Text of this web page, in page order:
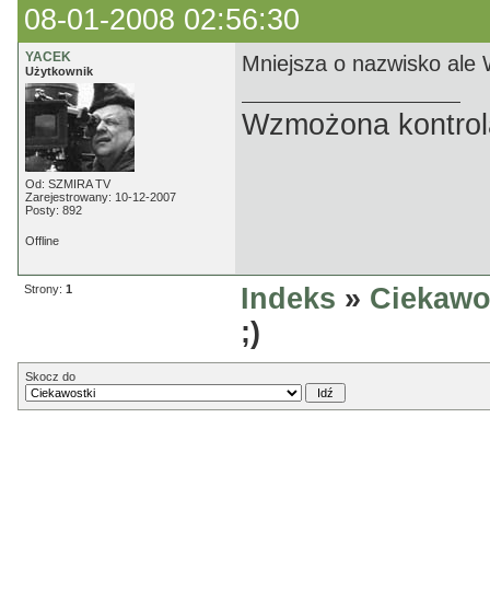
08-01-2008 02:56:30
YACEK
Użytkownik
Od: SZMIRA TV
Zarejestrowany: 10-12-2007
Posty: 892
Mniejsza o nazwisko ale
Wzmożona
Offline
Strony: 1 Indeks »
;)
Skocz do